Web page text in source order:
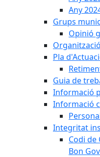
Any
Grups
Opinió
Pla
Guia de
Informació
Informació
Integritat
Codi de
Bon